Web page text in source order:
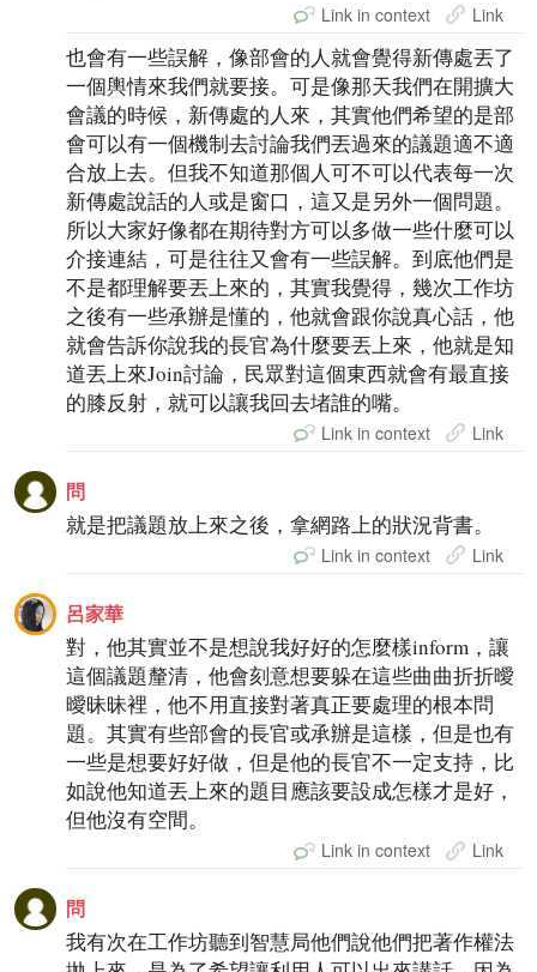
Link in context Link
也會有一些誤解，像部會的人就會覺得新傳處丟了
一個輿情來我們就要接。可是像那天我們在開擴大
會議的時候，新傳處的人來，其實他們希望的是部
會可以有一個機制去討論我們丟過來的議題適不適
合放上去。但我不知道那個人可不可以代表每一次
新傳處說話的人或是窗口，這又是另外一個問題。
所以大家好像都在期待對方可以多做一些什麼可以
介接連結，可是往往又會有一些誤解。到底他們是
不是都理解要丟上來的，其實我覺得，幾次工作坊
之後有一些承辦是懂的，他就會跟你說真心話，他
就會告訴你說我的長官為什麼要丟上來，他就是知
道丟上來Join討論，民眾對這個東西就會有最直接
的膝反射，就可以讓我回去堵誰的嘴。
Link in context Link
問
就是把議題放上來之後，拿網路上的狀況背書。
Link in context Link
呂家華
對，他其實並不是想說我好好的怎麼樣inform，讓
這個議題釐清，他會刻意想要躲在這些曲曲折折曖
曖昧昧裡，他不用直接對著真正要處理的根本問
題。其實有些部會的長官或承辦是這樣，但是也有
一些是想要好好做，但是他的長官不一定支持，比
如說他知道丟上來的題目應該要設成怎樣才是好，
但他沒有空間。
Link in context Link
問
我有次在工作坊聽到智慧局他們說他們把著作權法